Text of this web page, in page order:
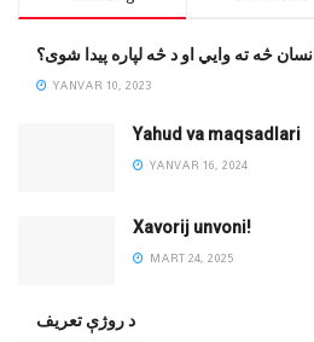
انسان څه ته وایي او د څه لپاره پیدا شوی؟
YANVAR 10, 2023
Yahud va maqsadlari
YANVAR 16, 2024
Xavorij unvoni!
MART 24, 2025
‌د روژې تعریف